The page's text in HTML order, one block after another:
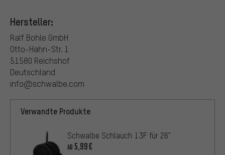
Hersteller:
Ralf Bohle GmbH
Otto-Hahn-Str. 1
51580 Reichshof
Deutschland
info@schwalbe.com
Verwandte Produkte
Schwalbe Schlauch 13F für 26"
AB 5,99€